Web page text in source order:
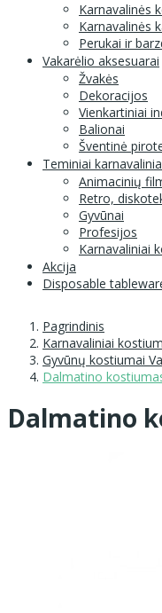
Karnavalinės
Karnavalinės
Perukai ir
Vakarėlio aksesuarai
Žvakės
Dekoracijos
Vienkartiniai
Balionai
Šventinė
Teminiai
Animacinių
Retro,
Gyvūnai
Profesijos
Karnavaliniai
Akcija
Disposable
Pagrindinis
Karnavaliniai
Gyvūnų kostiumai
Dalmatino
Dalmatino